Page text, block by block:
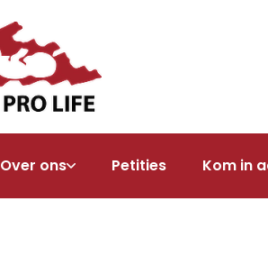
Over ons Petities Kom in